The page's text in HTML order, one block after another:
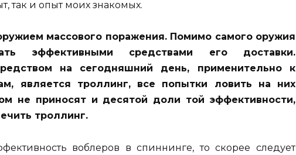
так и опыт моих знакомых.
массового поражения. Помимо самого оружия
эффективными средствами его доставки.
на сегодняшний день, применительно к
является троллинг, все попытки ловить на них
не приносят и десятой доли той эффективности,
троллинг.
воблеров в спиннинге, то скорее следует